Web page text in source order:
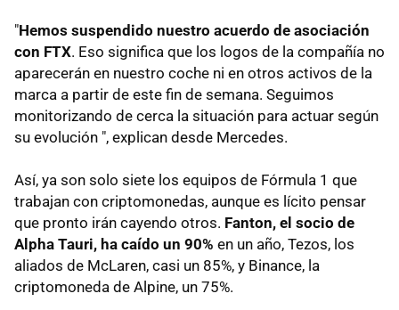
"Hemos suspendido nuestro acuerdo de asociación
con FTX. Eso significa que los logos de la compañía no
aparecerán en nuestro coche ni en otros activos de la
marca a partir de este fin de semana. Seguimos
monitorizando de cerca la situación para actuar según
su evolución ", explican desde Mercedes.
Así, ya son solo siete los equipos de Fórmula 1 que
trabajan con criptomonedas, aunque es lícito pensar
que pronto irán cayendo otros. Fanton, el socio de
Alpha Tauri, ha caído un 90% en un año, Tezos, los
aliados de McLaren, casi un 85%, y Binance, la
criptomoneda de Alpine, un 75%.